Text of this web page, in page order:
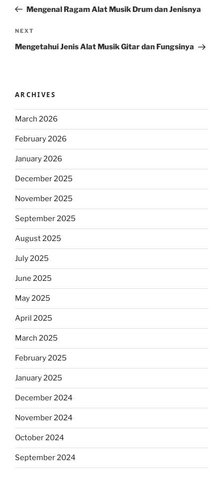
PostMengenal Ragam Alat Musik Drum dan Jenisnya
Next
Post
NEXT
Mengetahui Jenis Alat Musik Gitar dan Fungsinya
ARCHIVES
March 2026
February 2026
January 2026
December 2025
November 2025
September 2025
August 2025
July 2025
June 2025
May 2025
April 2025
March 2025
February 2025
January 2025
December 2024
November 2024
October 2024
September 2024